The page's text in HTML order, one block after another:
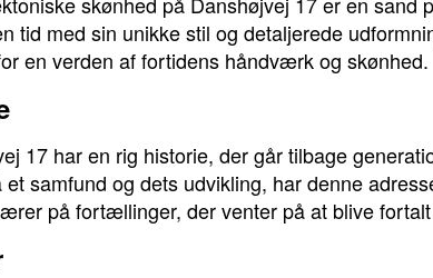
tid med sin unikke stil og detaljerede
en verden af fortidens håndværk og skønhed.
17 har en rig historie, der går tilbage
et samfund og dets udvikling, har denne
på fortællinger, der venter på at blive